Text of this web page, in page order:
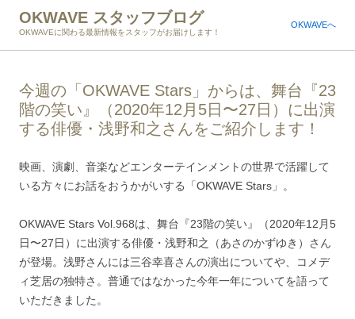
OKWAVE スタッフブログ
OKWAVEに関わる最新情報をスタッフがお届けします！
OKWAVEへ
今週の「OKWAVE Stars」からは、舞台『23
階の笑い』（2020年12月5日〜27日）に出演
する俳優・浅野和之さんをご紹介します！
映画、演劇、音楽などエンターテインメントの世界で活躍して
いる方々にお話をおうかがいする「OKWAVE Stars」。
OKWAVE Stars Vol.968は、舞台『23階の笑い』（2020年12月5
日〜27日）に出演する俳優・浅野和之（あさのかずゆき）さん
が登場。浅野さんには三谷幸喜さんの演出についてや、コメデ
ィ芝居の独特さ。普通ではなかった今年一年についてを語って
いただきました。